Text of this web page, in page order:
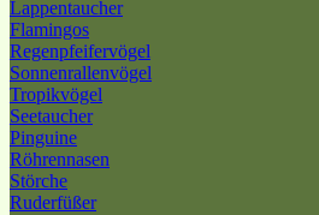
Lappentaucher
Flamingos
Regenpfeifervögel
Sonnenrallenvögel
Tropikvögel
Seetaucher
Pinguine
Röhrennasen
Störche
Ruderfüßer